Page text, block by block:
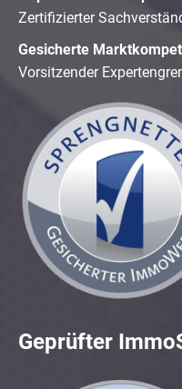
Zertifizierter
Gesicherte
Vorsitzender
Geprüfter